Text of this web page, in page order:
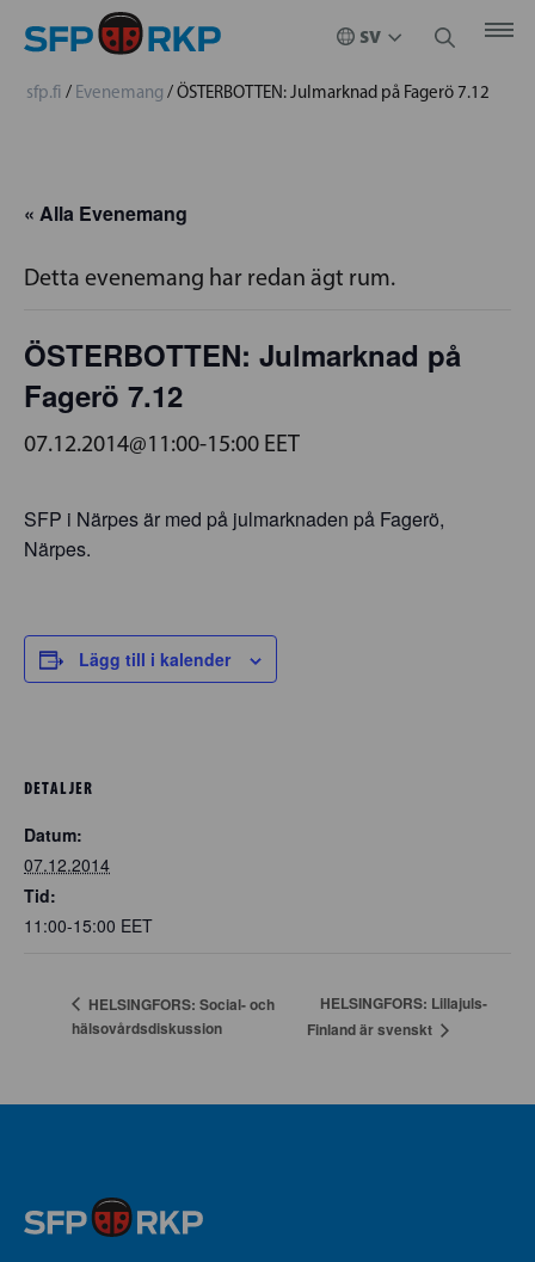
sfp.fi / Evenemang /ÖSTERBOTTEN: Julmarknad på Fagerö 7.12
« Alla Evenemang
Detta evenemang har redan ägt rum.
ÖSTERBOTTEN: Julmarknad på
Fagerö 7.12
07.12.2014@11:00-15:00 EET
SFP i Närpes är med på julmarknaden på Fagerö,
Närpes.
Lägg till i kalender
DETALJER
Datum:
07.12.2014
Tid:
11:00-15:00 EET
HELSINGFORS: Social- och
hälsovårdsdiskussion
HELSINGFORS: Lillajuls-
Finland är svenskt